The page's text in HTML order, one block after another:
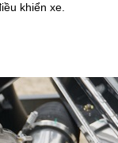
khiển xe.